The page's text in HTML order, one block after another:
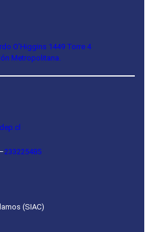
O’Higgins 1449 Torre 4
Metropolitana.
–233225485
(SIAC)